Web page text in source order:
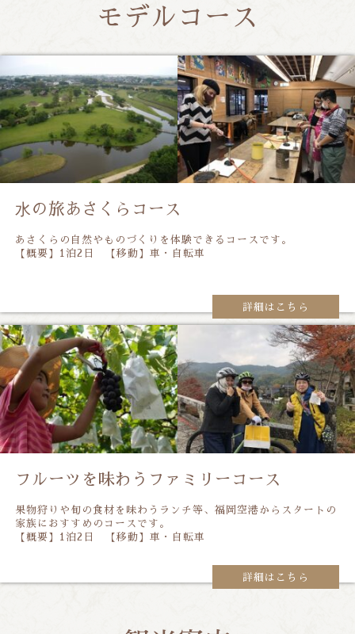
モデルコース
⽔の旅あさくらコース
あさくらの自然やものづくりを体験できるコースです。
【概要】1泊2日 【移動】車・自転車
詳細はこちら
フルーツを味わうファミリーコース
果物狩りや旬の食材を味わうランチ等、福岡空港からスタートの
家族におすすめのコースです。
【概要】1泊2日 【移動】車・自転車
詳細はこちら